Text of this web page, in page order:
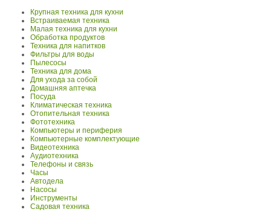
Крупная техника для кухни
Встраиваемая техника
Малая техника для кухни
Обработка продуктов
Техника для напитков
Фильтры для воды
Пылесосы
Техника для дома
Для ухода за собой
Домашняя аптечка
Посуда
Климатическая техника
Отопительная техника
Фототехника
Компьютеры и периферия
Компьютерные комплектующие
Видеотехника
Аудиотехника
Телефоны и связь
Часы
Автодела
Насосы
Инструменты
Садовая техника